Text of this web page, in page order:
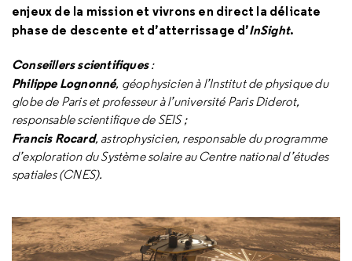
enjeux de la mission et vivrons en direct la délicate
phase de descente et d’atterrissage d’InSight.
Conseillers scientifiques:
Philippe Lognonné, géophysicien à l’Institut de physique du
globe de Paris et professeur à l’université Paris Diderot,
responsable scientifique de SEIS ;
Francis Rocard, astrophysicien, responsable du programme
d’exploration du Système solaire au Centre national d’études
spatiales (CNES).